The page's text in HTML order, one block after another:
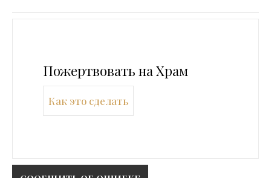
Пожертвовать на Храм
Как это сделать